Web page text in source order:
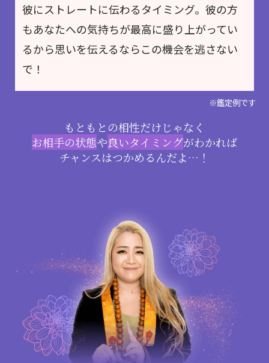
彼にストレートに伝わるタイミング。彼の方
もあなたへの気持ちが最高に盛り上がってい
るから思いを伝えるならこの機会を逃さない
で！
※鑑定例です
もともとの相性だけじゃなく
お相手の状態や良いタイミングがわかれば
チャンスはつかめるんだよ…！